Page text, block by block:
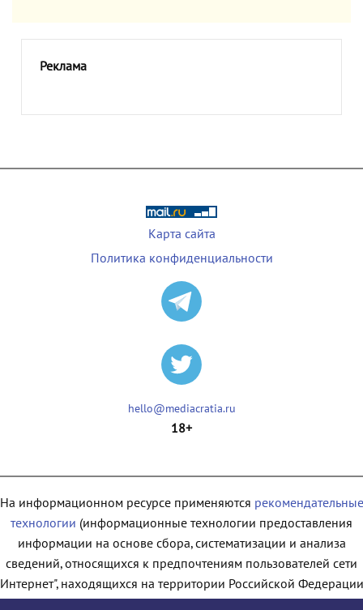
Реклама
Карта сайта
Политика конфиденциальности
hello@mediacratia.ru
18+
На информационном ресурсе применяются рекомендательные
технологии (информационные технологии предоставления
информации на основе сбора, систематизации и анализа
сведений, относящихся к предпочтениям пользователей сети
находящихся на территории Российской